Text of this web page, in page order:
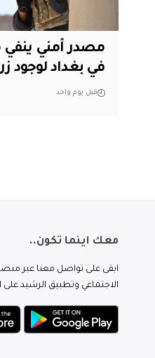
مصدر أمني ينفي
في بغداد لوجود
قبل يوم واحد
معك اينما تكون..
ابقى على تواصل معنا عبر
الاجتماعي وتطبيق الرشيد على